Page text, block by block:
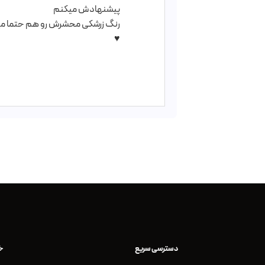
پیشنهادش میکنم
رنگ زرشکی محشرش رو هم حتما
♥️
دسترسی سریع